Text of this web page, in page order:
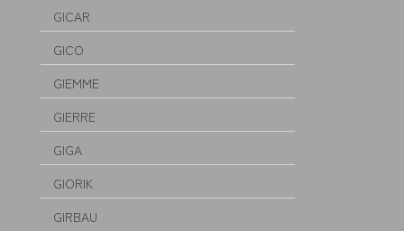
GICAR
GICO
GIEMME
GIERRE
GIGA
GIORIK
GIRBAU